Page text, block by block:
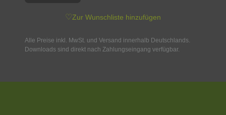
♡Zur Wunschliste hinzufügen
Alle Preise inkl. MwSt. und Versand innerhalb Deutschlands.
Downloads sind direkt nach Zahlungseingang verfügbar.